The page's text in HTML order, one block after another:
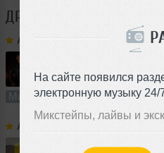
На сайте появился
электронную музыку 24/
Микстейпы, лайвы и
ДРУГИЕ ТРЕКИ
Andrey Vakulenko N Cars
89:01 3603 раза
Микс В плейлист (в 1
Andrey Vakulenko